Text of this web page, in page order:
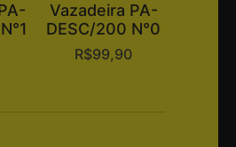
Vazadeira PA-
DESC/200 N°0
R$99,90